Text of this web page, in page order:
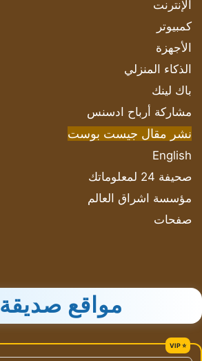
الإنترنت
كمبيوتر
الأجهزة
الذكاء المنزلي
باك لينك
مشاركة أرباح ادسنس
نشر مقال جيست بوست
English
صحيفة 24 لمعلوماتك
مؤسسة اشراق العالم
صفحات
مواقع صديقة